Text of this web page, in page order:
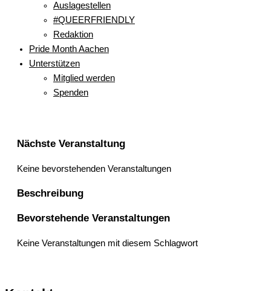
Auslagestellen
#QUEERFRIENDLY
Redaktion
Pride Month Aachen
Unterstützen
Mitglied werden
Spenden
Nächste Veranstaltung
Keine bevorstehenden Veranstaltungen
Beschreibung
Bevorstehende Veranstaltungen
Keine Veranstaltungen mit diesem Schlagwort